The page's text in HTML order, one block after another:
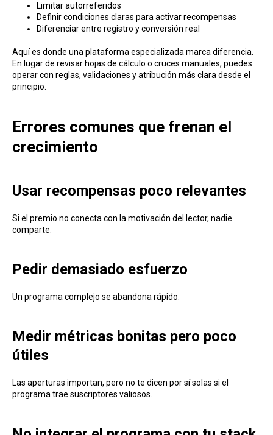
Limitar autorreferidos
Definir condiciones claras para activar recompensas
Diferenciar entre registro y conversión real
Aquí es donde una plataforma especializada marca diferencia.
En lugar de revisar hojas de cálculo o cruces manuales, puedes
operar con reglas, validaciones y atribución más clara desde el
principio.
Errores comunes que frenan el
crecimiento
Usar recompensas poco relevantes
Si el premio no conecta con la motivación del lector, nadie
comparte.
Pedir demasiado esfuerzo
Un programa complejo se abandona rápido.
Medir métricas bonitas pero poco
útiles
Las aperturas importan, pero no te dicen por sí solas si el
programa trae suscriptores valiosos.